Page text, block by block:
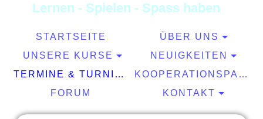
Lernen - Spielen - Spass haben
STARTSEITE
ÜBER UNS
UNSERE KURSE
NEUIGKEITEN
TERMINE & TURNIERE
KOOPERATIONSPARTNER
FORUM
KONTAKT